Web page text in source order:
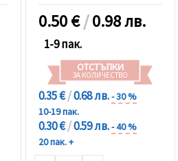
0.50€/0.98 лв.
1-9 пак.
ОТСТЪПКИ
ЗА КОЛИЧЕСТВО
0.35 €/0.68 лв.- 30 %
10-19 пак.
0.30 €/0.59 лв.- 40 %
20 пак. +